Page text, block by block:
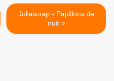
Juliascrap - Papillons de
nuit >